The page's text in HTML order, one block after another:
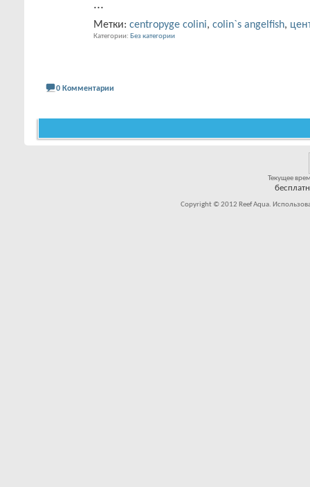
...
Метки: centropyge colini, colin`s angelfish,
Категории Без категории
0 Комментарии
Текущее
Copyright © 2012 Reef Aqua.